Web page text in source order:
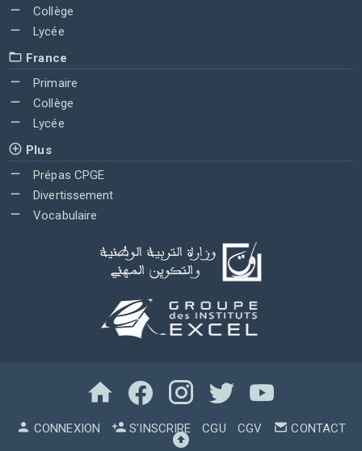
Collège
Lycée
France
Primaire
Collège
Lycée
Plus
Prépas CPGE
Divertissement
Vocabulaire
CONNEXION S'INSCRIRE CGU CGV CONTACT